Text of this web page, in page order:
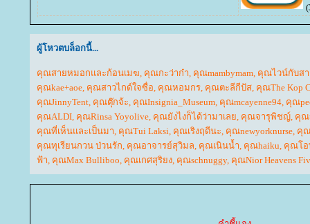
ผู้โหวตบล็อกนี้...
คุณสายหมอกและก้อนเมฆ, คุณกะว่าก๋า, คุณmambymam, คุณไวน์กับส
คุณkae+aoe, คุณสาวไกด์ใจซื่อ, คุณหอมกร, คุณตะลีกีปัส, คุณThe Kop
คุณJinnyTent, คุณตุ๊กจ้ะ, คุณInsignia_Museum, คุณmcayenne94, คุณ
คุณALDI, คุณRinsa Yoyolive, คุณยังไงก็ได้ว่ามาเล, คุณจารุพิชญ์, คุณ
คุณที่เห็นและเป็นมา, คุณTui Laksi, คุณเริงฤดีนะ, คุณnewyorknurse, คุณ
คุณทุเรียนกวน ป่วนรัก, คุณอาจารย์สุวิมล, คุณเนินน้ำ, คุณhaiku, คุณโอ
ฟ้า, คุณMax Bulliboo, คุณเกศสุริยง, คุณschnuggy, คุณNior Heavens